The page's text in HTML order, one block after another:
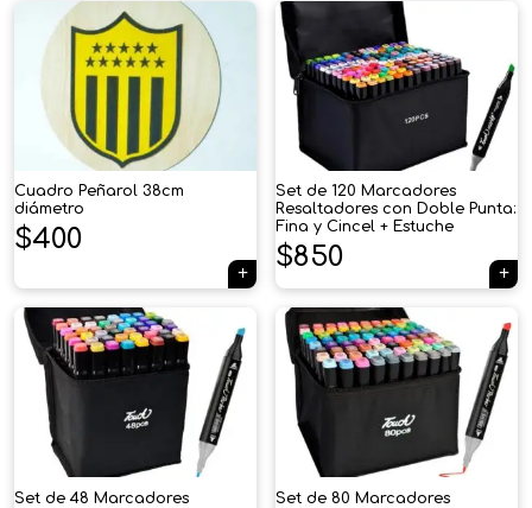
Cuadro Peñarol 38cm
diámetro
$400
Set de 120 Marcadores
Resaltadores con Doble Punta:
Fina y Cincel + Estuche
$850
Set de 48 Marcadores
Set de 80 Marcadores
Tu carrito está vacío.